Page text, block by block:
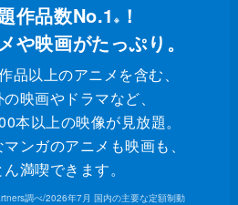
作品数No.1 ※
！
や映画がたっぷり。
品以上のアニメを含む、
映画やドラマなど、
本以上の映像が見放題。
ンガのアニメも映画も、
満喫できます。
調べ/2026年7⽉ 国内の主要な定額制動